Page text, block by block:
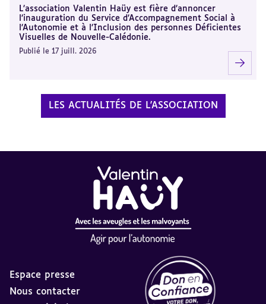
L’association Valentin Haüy est fière d’annoncer
l’inauguration du Service d’Accompagnement Social à
l’Autonomie et à l’Inclusion des personnes Déficientes
Visuelles de Nouvelle-Calédonie.
Publié le 17 juill. 2026
LES ACTUALITÉS DE L'ASSOCIATION
Espace presse
Nous contacter